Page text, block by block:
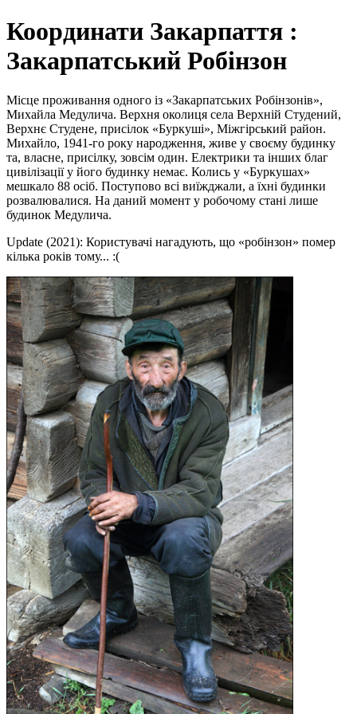
Координати Закарпаття :
Закарпатський Робінзон
Місце проживання одного із «Закарпатських Робінзонів»,
Михайла Медулича. Верхня околиця села Верхній Студений,
Верхнє Студене, присілок «Буркуші», Міжгірський район.
Михайло, 1941-го року народження, живе у своєму будинку
та, власне, присілку, зовсім один. Електрики та інших благ
цивілізації у його будинку немає. Колись у «Буркушах»
мешкало 88 осіб. Поступово всі виїжджали, а їхні будинки
розвалювалися. На даний момент у робочому стані лише
будинок Медулича.
Update (2021): Користувачі нагадують, що «робінзон» помер
кілька років тому... :(